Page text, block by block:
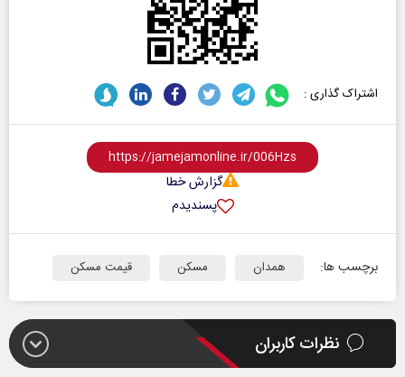
اشتراک گذاری :
گزارش خطا
پسندیدم
برچسب ها: همدان مسکن قیمت مسکن
نظرات کاربران